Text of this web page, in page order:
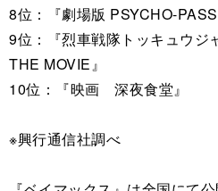
8位：『劇場版 PSYCHO-PASS
9位：『烈車戦隊トッキュウジ
THE MOVIE』
10位：『映画 深夜食堂』
※興行通信社調べ